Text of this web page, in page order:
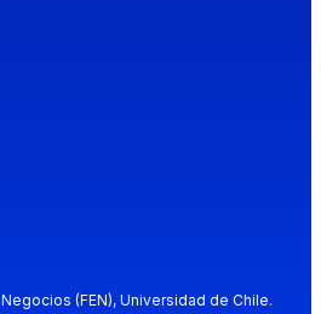
(FEN), Universidad de Chile.